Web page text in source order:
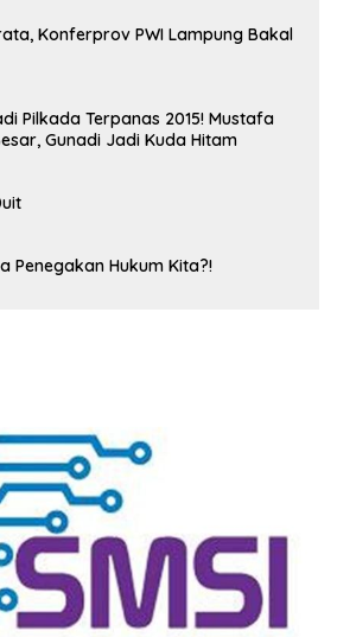
Konferprov PWI Lampung Bakal
Pilkada Terpanas 2015! Mustafa
Gunadi Jadi Kuda Hitam
Penegakan Hukum Kita?!